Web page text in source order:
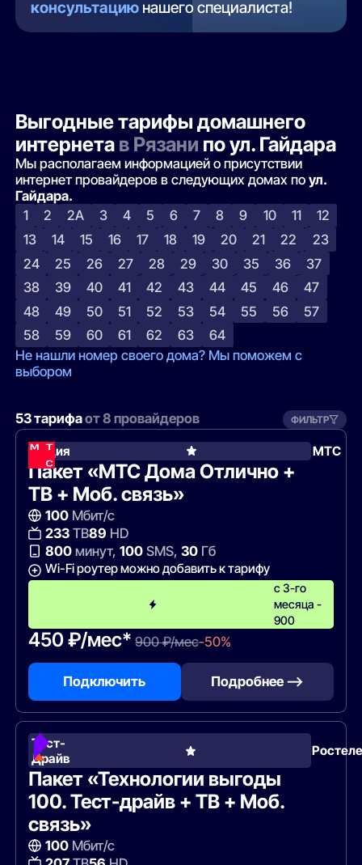
консультацию нашего специалиста!
Выгодные тарифы домашнего
интернета в Рязани по ул. Гайдара
Мы располагаем информацией о присутствии
интернет провайдеров в следующих домах поул.
Гайдара.
1
2 2А 3 4 5 6 7 8 9 10 11
12
13
14 15 16 17 18 19 20 21 22
23
24
25 26 27 28 29 30 35 36
37
38
39 40 41 42 43 44 45 46
47
48
49 50 51 52 53 54 55 56
57
58
59 60 61 62 63
64
Не нашли номер своего дома? Мы поможем с
выбором
53 тарифаот 8 провайдеров ФИЛЬТР
Акция МТС
Пакет «МТС Дома Отлично +
ТВ + Моб. связь»
100Мбит/с
233ТВ89 HD
800минут, 100SMS, 30Гб
Wi-Fi роутер можно добавить к тарифу
с 3-го
месяца -
900
450 ₽/мес* 900 ₽/мес-50%
Подключить Подробнее —>
Тест-
Драйв
Пакет «Технологии выгоды
100. Тест-драйв + ТВ + Моб.
связь»
100Мбит/с